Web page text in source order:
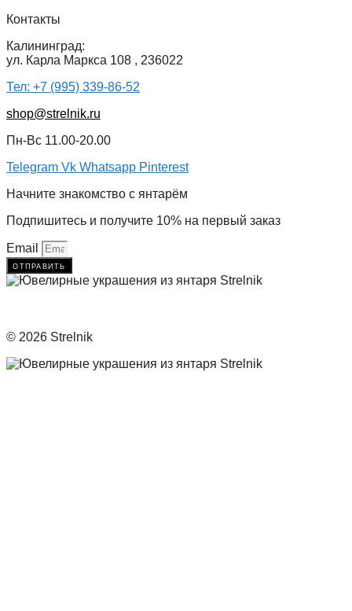
Контакты
Калининград:
ул. Карла Маркса 108 , 236022
Тел: +7 (995) 339-86-52
shop@strelnik.ru
Пн-Вс 11.00-20.00
Telegram Vk Whatsapp Pinterest
Начните знакомство с янтарём
Подпишитесь и получите 10% на первый заказ
Email
отправить
© 2026 Strelnik